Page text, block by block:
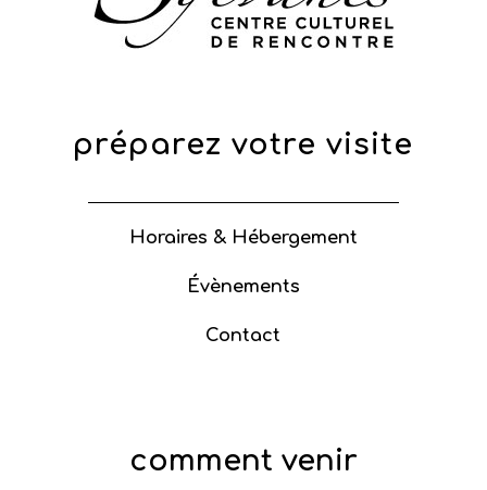
préparez votre visite
Horaires & Hébergement
Évènements
Contact
comment venir